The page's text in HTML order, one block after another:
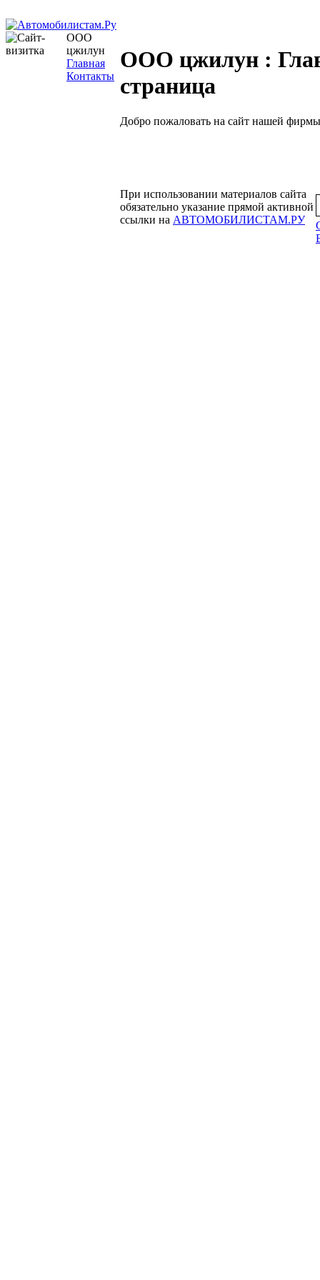
OOO
цжилун
Главная
Контакты
OOO цжилун :
страница
Добро пожаловать на сайт нашей
При использовании материалов сайта
обязательно указание прямой активной
ссылки на АВТОМОБИЛИСТАМ.РУ